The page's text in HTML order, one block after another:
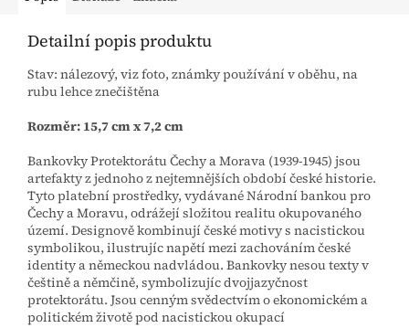
Detailní popis produktu
Stav: nálezový, viz foto, známky používání v oběhu, na
rubu lehce znečištěna
Rozměr: 15,7 cm x 7,2 cm
Bankovky Protektorátu Čechy a Morava (1939-1945) jsou
artefakty z jednoho z nejtemnějších období české historie.
Tyto platební prostředky, vydávané Národní bankou pro
Čechy a Moravu, odrážejí složitou realitu okupovaného
území. Designově kombinují české motivy s nacistickou
symbolikou, ilustrujíc napětí mezi zachováním české
identity a německou nadvládou. Bankovky nesou texty v
češtině a němčině, symbolizujíc dvojjazyčnost
protektorátu. Jsou cenným svědectvím o ekonomickém a
politickém životě pod nacistickou okupací